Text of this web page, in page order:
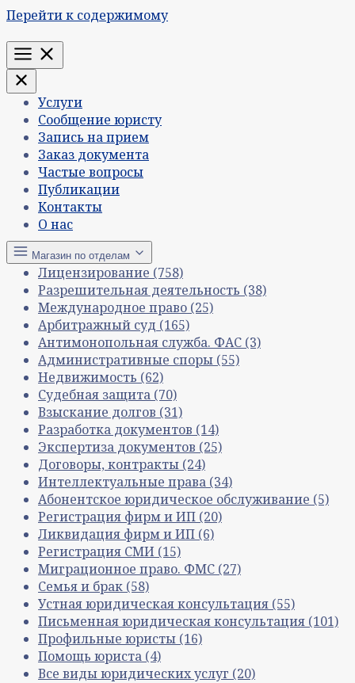
Перейти к содержимому
Меню
Услуги
Сообщение юристу
Запись на прием
Заказ документа
Частые вопросы
Публикации
Контакты
О нас
Магазин по отделам
Лицензирование (758)
Разрешительная деятельность (38)
Международное право (25)
Арбитражный суд (165)
Антимонопольная служба. ФАС (3)
Административные споры (55)
Недвижимость (62)
Судебная защита (70)
Взыскание долгов (31)
Разработка документов (14)
Экспертиза документов (25)
Договоры, контракты (24)
Интеллектуальные права (34)
Абонентское юридическое обслуживание (5)
Регистрация фирм и ИП (20)
Ликвидация фирм и ИП (6)
Регистрация СМИ (15)
Миграционное право. ФМС (27)
Семья и брак (58)
Устная юридическая консультация (55)
Письменная юридическая консультация (101)
Профильные юристы (16)
Помощь юриста (4)
Все виды юридических услуг (20)